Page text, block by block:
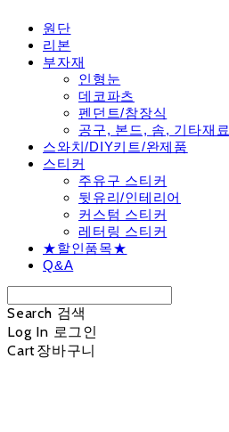
원단
리본
부자재
인형눈
데코파츠
펜던트/참장식
공구, 본드, 솜, 기타재료
스와치/DIY키트/완제품
스티커
주유구 스티커
뒷유리/인테리어
커스텀 스티커
레터링 스티커
★할인품목★
Q&A
Search 검색
Log In 로그인
Cart장바구니